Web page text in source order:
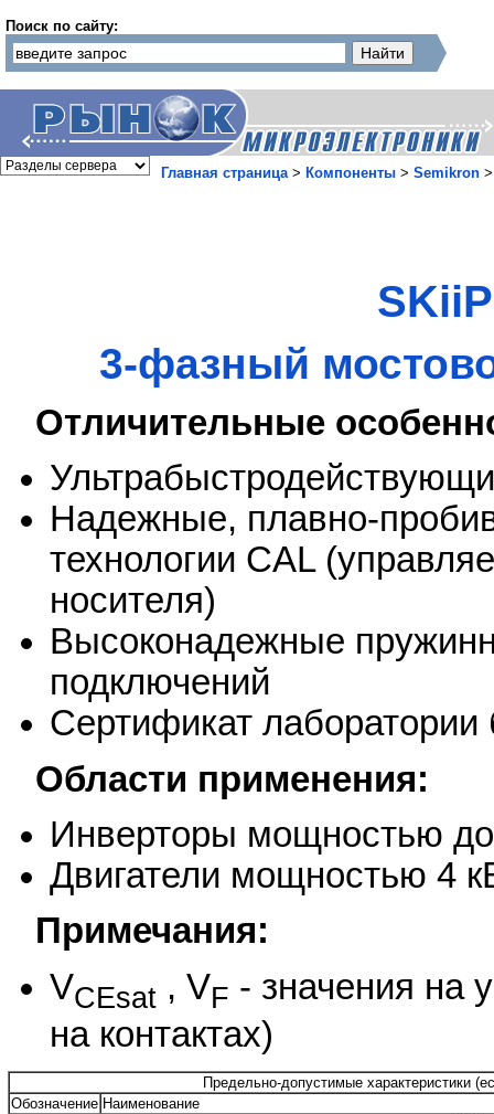
Поиск по сайту:
Главная страница> Компоненты > Semikron
3-фазный
Отличительные
Надежные, плавно-
технологии CAL
носителя)
Высоконадежные
подключений
Сертификат лаборатории
Области применения:
Инверторы мощностью
Двигатели мощностью 4
Примечания:
VCEsat , VF - значения на
на контактах)
Предельно-допустимые характеристики
Обозначение Наименование